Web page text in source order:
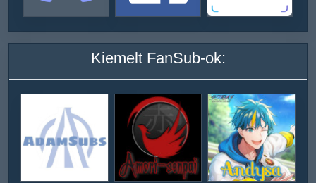
Kiemelt FanSub-ok: